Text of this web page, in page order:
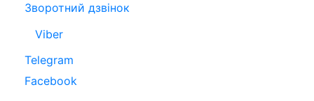
Зворотний дзвінок
Viber
Telegram
Facebook